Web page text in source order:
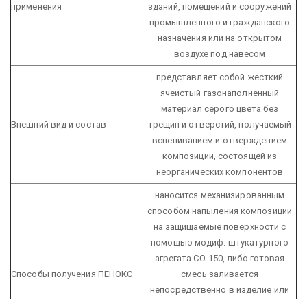
применения
зданий, помещений и сооружений
промышленного и гражданского
назначения или на открытом
воздухе под навесом
Внешний вид и состав
представляет собой жесткий
ячеистый газонаполненный
материал серого цвета без
трещин и отверстий, получаемый
вспениванием и отверждением
композиции, состоящей из
неорганических компонентов
Способы получения ПЕНОКС
наносится механизированным
способом напыления композиции
на защищаемые поверхности с
помощью модиф. штукатурного
агрегата СО-150, либо готовая
смесь заливается
непосредственно в изделие или